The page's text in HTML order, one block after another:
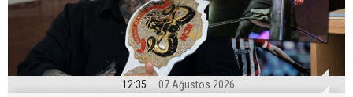
12:35 07 Ağustos 2026